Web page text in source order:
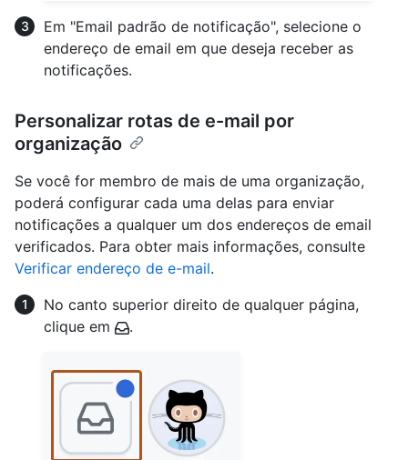
Em "Email padrão de notificação", selecione o
endereço de email em que deseja receber as
notificações.
Personalizar rotas de e-mail por
organização
Se você for membro de mais de uma organização,
poderá configurar cada uma delas para enviar
notificações a qualquer um dos endereços de email
verificados. Para obter mais informações, consulte
Verificar endereço de e-mail.
No canto superior direito de qualquer página,
clique em
.